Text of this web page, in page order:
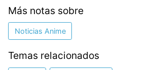
Más notas sobre
Noticias Anime
Temas relacionados